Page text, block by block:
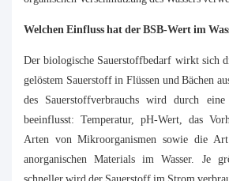
Welchen Einfluss hat der BSB-Wert im
Der biologische Sauerstoffbedarf wirkt sich
gelöstem Sauerstoff in Flüssen und Bächen
des Sauerstoffverbrauchs wird durch
beeinflusst: Temperatur, pH-Wert, das
Arten von Mikroorganismen sowie die
anorganischen Materials im Wasser. Je